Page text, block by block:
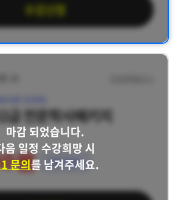
수강신청
급 전문학사패키지
원 쿠폰 적용가
마감 되었습니다.
음 일정 수강희망 시
문의를 남겨주세요.